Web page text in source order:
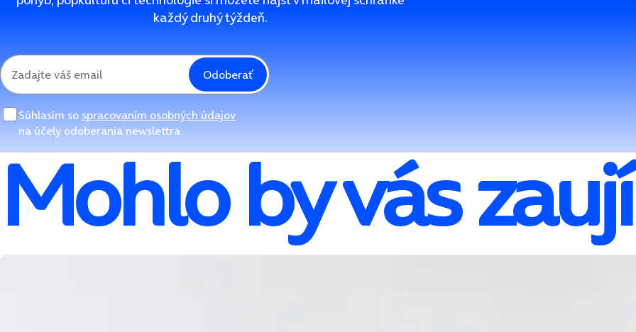
každý druhý týždeň.
Odoberať
Súhlasím so spracovaním osobných údajov
na účely odoberania newslettra
Mohlo by vás